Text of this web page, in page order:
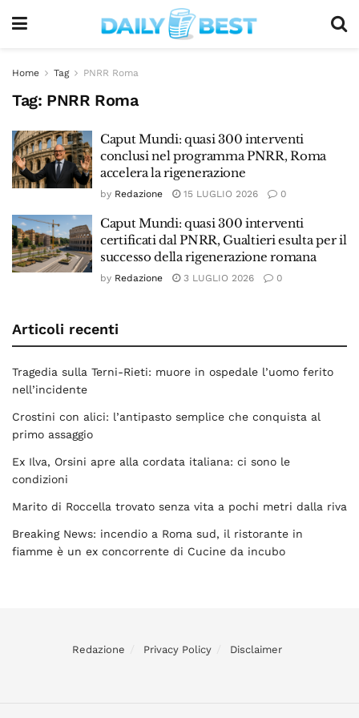
Home Tag PNRR Roma
Tag: PNRR Roma
Caput Mundi: quasi 300 interventi
conclusi nel programma PNRR, Roma
accelera la rigenerazione
by Redazione 15 LUGLIO 2026 0
Caput Mundi: quasi 300 interventi
certificati dal PNRR, Gualtieri esulta per il
successo della rigenerazione romana
by Redazione 3 LUGLIO 2026 0
Articoli recenti
Tragedia sulla Terni-Rieti: muore in ospedale l’uomo ferito
nell’incidente
Crostini con alici: l’antipasto semplice che conquista al
primo assaggio
Ex Ilva, Orsini apre alla cordata italiana: ci sono le
condizioni
Marito di Roccella trovato senza vita a pochi metri dalla riva
Breaking News: incendio a Roma sud, il ristorante in
fiamme è un ex concorrente di Cucine da incubo
Redazione Privacy Policy Disclaimer